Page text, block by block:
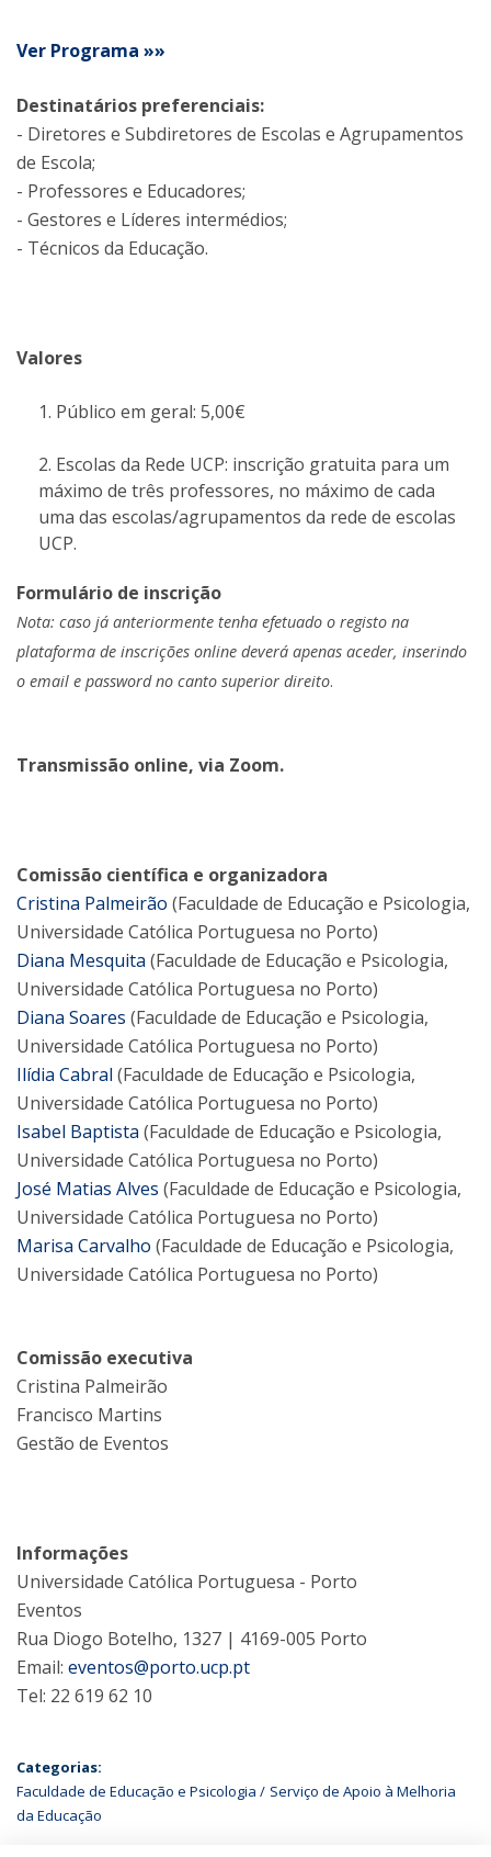
Ver Programa »»
Destinatários preferenciais:
- Diretores e Subdiretores de Escolas e Agrupamentos
de Escola;
- Professores e Educadores;
- Gestores e Líderes intermédios;
- Técnicos da Educação.
Valores
Público em geral: 5,00€
Escolas da Rede UCP: inscrição gratuita para um
máximo de três professores, no máximo de cada
uma das escolas/agrupamentos da rede de escolas
UCP.
Formulário de inscrição
Nota: caso já anteriormente tenha efetuado o registo na
plataforma de inscrições online deverá apenas aceder, inserindo
o email e password no canto superior direito.
Transmissão online, via Zoom.
Comissão científica e organizadora
Cristina Palmeirão (Faculdade de Educação e Psicologia,
Universidade Católica Portuguesa no Porto)
Diana Mesquita (Faculdade de Educação e Psicologia,
Universidade Católica Portuguesa no Porto)
Diana Soares (Faculdade de Educação e Psicologia,
Universidade Católica Portuguesa no Porto)
Ilídia Cabral (Faculdade de Educação e Psicologia,
Universidade Católica Portuguesa no Porto)
Isabel Baptista (Faculdade de Educação e Psicologia,
Universidade Católica Portuguesa no Porto)
José Matias Alves (Faculdade de Educação e Psicologia,
Universidade Católica Portuguesa no Porto)
Marisa Carvalho (Faculdade de Educação e Psicologia,
Universidade Católica Portuguesa no Porto)
Comissão executiva
Cristina Palmeirão
Francisco Martins
Gestão de Eventos
Informações
Universidade Católica Portuguesa - Porto
Eventos
Rua Diogo Botelho, 1327 | 4169-005 Porto
Email: eventos@porto.ucp.pt
Tel: 22 619 62 10
Categorias:
Faculdade de Educação e Psicologia
Serviço de Apoio à Melhoria
da Educação